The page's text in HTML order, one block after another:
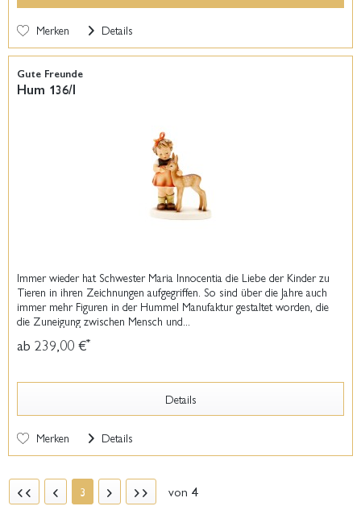
Merken Details
Gute Freunde
Hum 136/I
Immer wieder hat Schwester Maria Innocentia die Liebe der Kinder zu
Tieren in ihren Zeichnungen aufgegriffen. So sind über die Jahre auch
immer mehr Figuren in der Hummel Manufaktur gestaltet worden, die
die Zuneigung zwischen Mensch und...
ab 239,00 €*
Details
Merken Details
3 von 4